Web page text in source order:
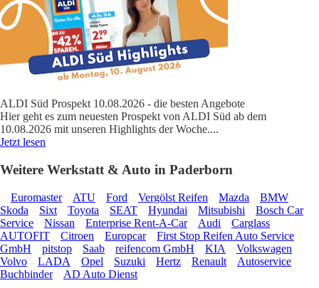
ALDI Süd Prospekt 10.08.2026 - die besten Angebote
Hier geht es zum neuesten Prospekt von ALDI Süd ab dem
10.08.2026 mit unseren Highlights der Woche....
Jetzt lesen
Weitere Werkstatt & Auto in Paderborn
Euromaster ATU Ford Vergölst Reifen Mazda
BMW
Skoda
Sixt Toyota SEAT Hyundai Mitsubishi
Bosch Car
Service
Nissan Enterprise Rent-A-Car Audi
Carglass
AUTOFIT
Citroen Europcar
First Stop Reifen Auto Service
GmbH
pitstop Saab reifencom GmbH KIA
Volkswagen
Volvo
LADA Opel Suzuki Hertz Renault
Autoservice
Buchbinder
AD Auto Dienst